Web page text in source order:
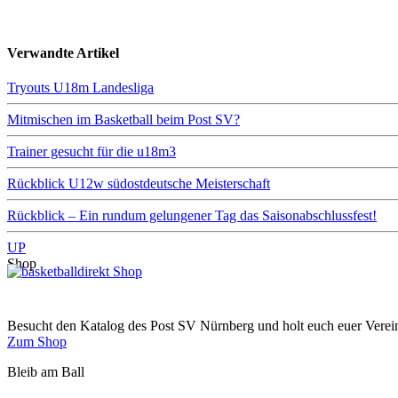
Verwandte Artikel
Tryouts U18m Landesliga
Mitmischen im Basketball beim Post SV?
Trainer gesucht für die u18m3
Rückblick U12w südostdeutsche Meisterschaft
Rückblick – Ein rundum gelungener Tag das Saisonabschlussfest!
UP
Shop
Besucht den Katalog des Post SV Nürnberg und holt euch euer
Zum Shop
Bleib am Ball